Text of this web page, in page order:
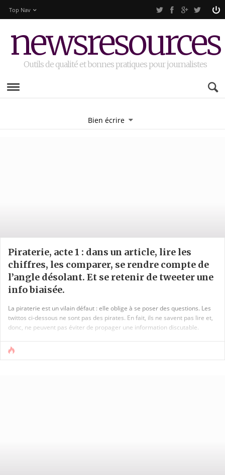
Top Nav
newsresources
Outils de qualité et bonnes pratiques pour journalistes
Bien écrire
Piraterie, acte 1 : dans un article, lire les
chiffres, les comparer, se rendre compte de
l’angle désolant. Et se retenir de tweeter une
info biaisée.
La piraterie est un vilain défaut : elle oblige à se poser des questions. Les
twittos ci-dessous ne sont pas des pirates. En fait, ils ne savent pas lire et,
donc, ne peuvent pas éviter de propager une information discutable.